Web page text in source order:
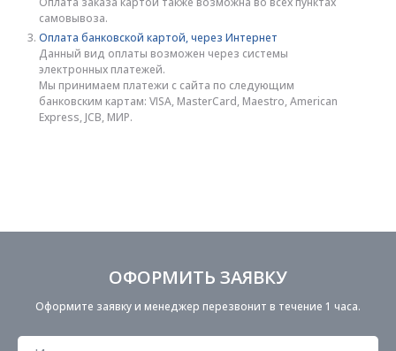
самовывоза.
Оплата банковской картой, через Интернет
Данный вид оплаты возможен через системы
электронных платежей.
Мы принимаем платежи с сайта по следующим
банковским картам: VISA, MasterCard, Maestro, American
Express, JCB, МИР.
ОФОРМИТЬ ЗАЯВКУ
Оформите заявку и менеджер перезвонит в течение 1 часа.